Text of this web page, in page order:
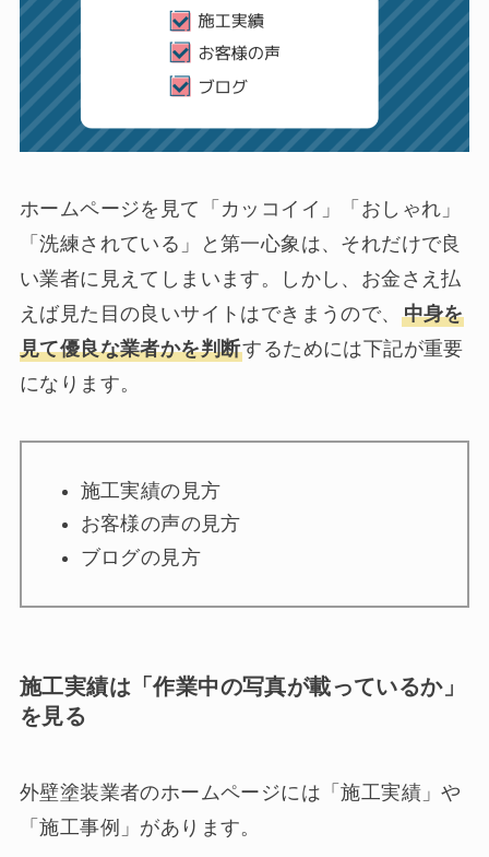
ホームページを見て「カッコイイ」「おしゃれ」
「洗練されている」と第一心象は、それだけで良
い業者に見えてしまいます。しかし、お金さえ払
えば見た目の良いサイトはできまうので、 中身を
見て優良な業者かを判断するためには下記が重要
になります。
施工実績の見方
お客様の声の見方
ブログの見方
施工実績は「作業中の写真が載っているか」
を見る
外壁塗装業者のホームページには「施工実績」や
「施工事例」があります。